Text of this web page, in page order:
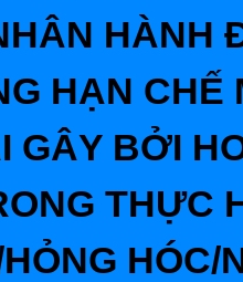
HÀNH
HẠN CHẾ
GÂY BỞI
THỰC
HÓC/